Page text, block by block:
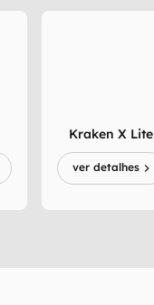
Kraken X Lite
ver detalhes